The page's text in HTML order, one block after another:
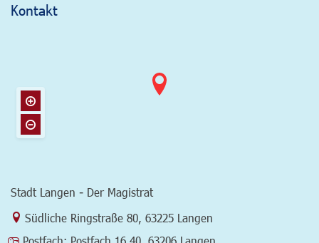
Kontakt
Stadt Langen - Der Magistrat
Link zur Google-Maps Navigation
Südliche Ringstraße 80 63225 Langen
Postfach: Postfach 16 40, 63206 Langen